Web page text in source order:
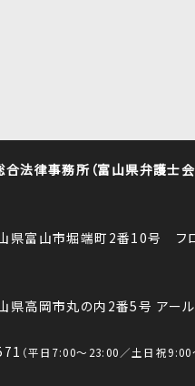
法律事務所（富山県弁護士
富山市堀端町2番10号 フ
高岡市丸の内2番5号 アール
（平日7:00～23:00／土日祝9:00